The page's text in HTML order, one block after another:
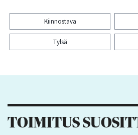
Kiinnostava
Tylsä
TOIMITUS